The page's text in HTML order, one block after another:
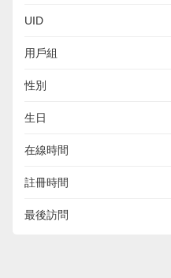
UID
用戶組
性別
生日
在線時間
註冊時間
最後訪問